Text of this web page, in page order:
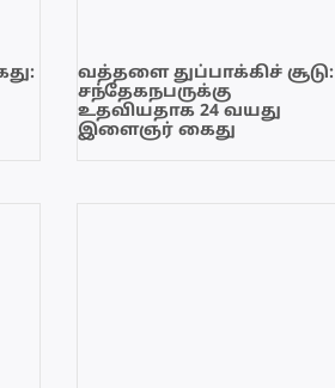
வத்தளை துப்பாக்கிச் சூடு:
சந்தேகநபருக்கு
உதவியதாக 24 வயது
இளைஞர் கைது